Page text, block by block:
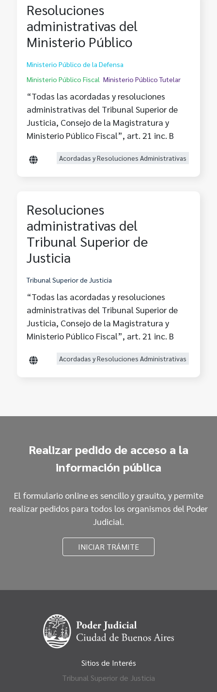
Resoluciones
administrativas del
Ministerio Público
Ministerio Público de la Defensa
Ministerio Público Fiscal Ministerio Público Tutelar
“Todas las acordadas y resoluciones
administrativas del Tribunal Superior de
Justicia, Consejo de la Magistratura y
Ministerio Público Fiscal”, art. 21 inc. B
Acordadas y Resoluciones Administrativas
Resoluciones
administrativas del
Tribunal Superior de
Justicia
Tribunal Superior de Justicia
“Todas las acordadas y resoluciones
administrativas del Tribunal Superior de
Justicia, Consejo de la Magistratura y
Ministerio Público Fiscal”, art. 21 inc. B
Acordadas y Resoluciones Administrativas
Realizar pedido de acceso a la
información pública
El formulario online es sencillo y grauito, y permite
realizar pedidos para todos los organismos del Poder
Judicial.
INICIAR TRÁMITE
Sitios de Interés
Tribunal Superior de Justicia